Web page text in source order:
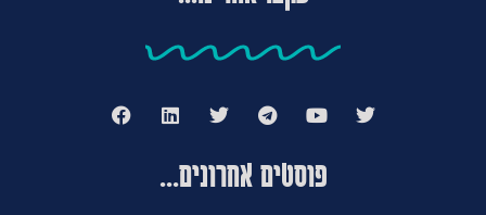
פוסטים אחרונים...